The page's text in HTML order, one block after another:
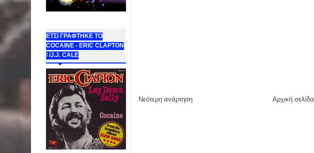
ΕΤΣΙ ΓΡΑΦΤΗΚΕ ΤΟ
COCAINE - ERIC CLAPTON
/ /J.J. CALE
Νεότερη ανάρτηση Αρχική σελίδα